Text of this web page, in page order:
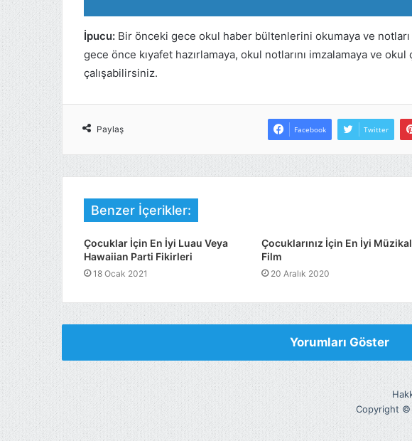
İpucu: Bir önceki gece okul haber bültenlerini okumaya ve notları
gece önce kıyafet hazırlamaya, okul notlarını imzalamaya ve okul
çalışabilirsiniz.
Paylaş Facebook Twitter
Benzer İçerikler:
Çocuklar İçin En İyi Luau Veya
Hawaiian Parti Fikirleri
18 Ocak 2021
Çocuklarınız İçin En İyi Müzikal
Film
20 Aralık 2020
Yorumları Göster
Copyright ©